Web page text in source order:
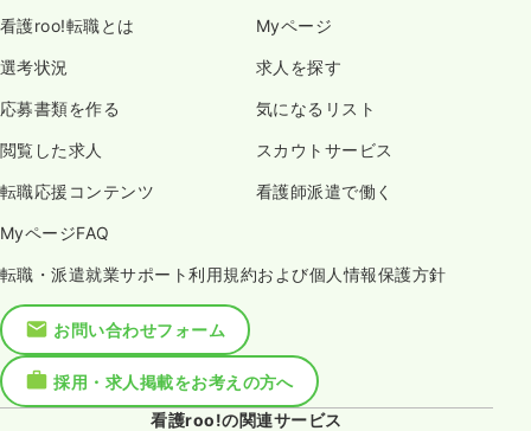
看護roo!転職とは Myページ
選考状況 求人を探す
応募書類を作る 気になるリスト
閲覧した求人 スカウトサービス
転職応援コンテンツ 看護師派遣で働く
MyページFAQ
転職・派遣就業サポート利用規約および個人情報保護方針
お問い合わせフォーム
採用・求人掲載をお考えの方へ
看護roo!の関連サービス